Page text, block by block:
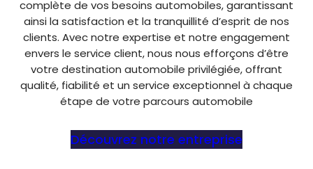
complète de vos besoins automobiles, garantissant
ainsi la satisfaction et la tranquillité d’esprit de nos
clients. Avec notre expertise et notre engagement
envers le service client, nous nous efforçons d’être
votre destination automobile privilégiée, offrant
qualité, fiabilité et un service exceptionnel à chaque
étape de votre parcours automobile
Découvrez notre entreprise